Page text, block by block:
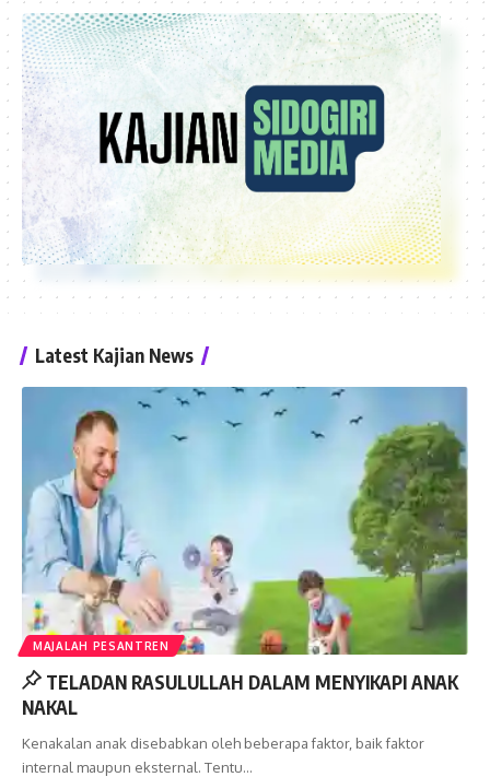
Latest Kajian News
MAJALAH PESANTREN
TELADAN RASULULLAH DALAM MENYIKAPI ANAK
NAKAL
Kenakalan anak disebabkan oleh beberapa faktor, baik faktor
internal maupun eksternal. Tentu…